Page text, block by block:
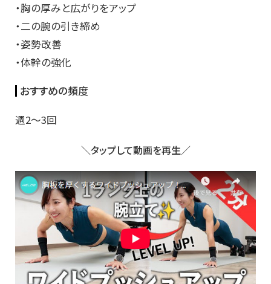
・胸の厚みと広がりをアップ
・二の腕の引き締め
・姿勢改善
・体幹の強化
おすすめの頻度
週2～3回
＼タップして動画を再生／